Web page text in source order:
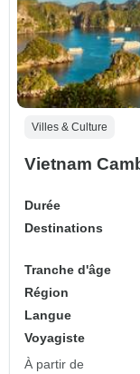
Villes & Culture
Vietnam
Durée
Destinations
Tranche d'âge
Région
Langue
Voyagiste
À partir de